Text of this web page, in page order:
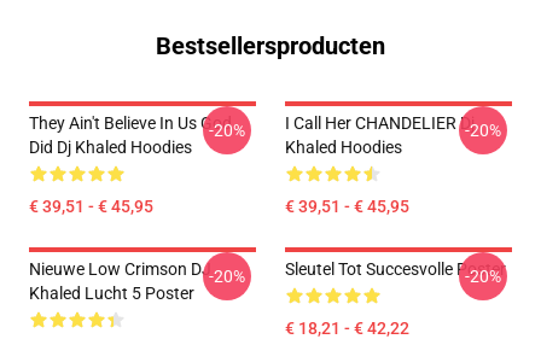
Bestsellersproducten
They Ain't Believe In Us God
Did Dj Khaled Hoodies
€ 39,51 - € 45,95
-20%
I Call Her CHANDELIER Dj
Khaled Hoodies
€ 39,51 - € 45,95
-20%
Nieuwe Low Crimson DJ
Khaled Lucht 5 Poster
-20% Sleutel Tot Succesvolle Poster
€ 18,21 - € 42,22
-20%